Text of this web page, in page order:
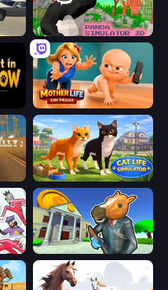
Panda Simulator 3D
Mother Life Simulator: Prank
Cat Life Simulator 3D
Bank Robbery 3